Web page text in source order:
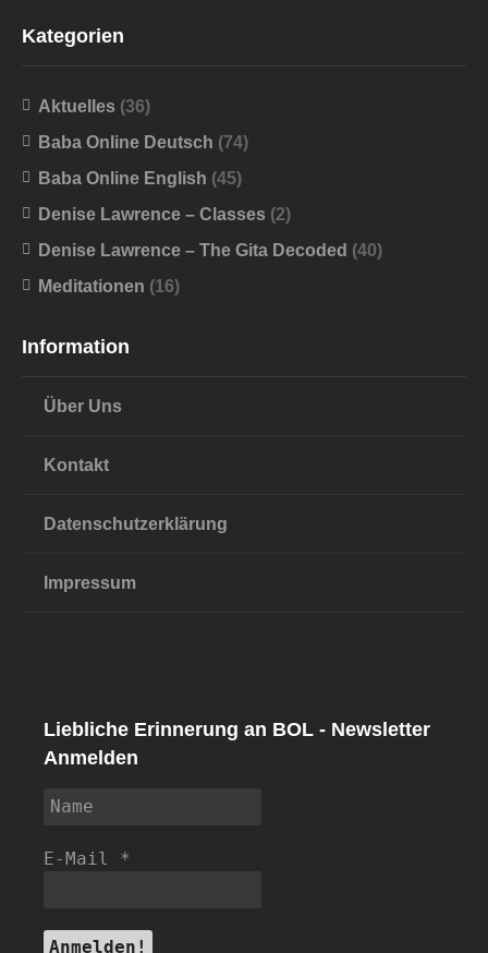
Kategorien
Aktuelles (36)
Baba Online Deutsch (74)
Baba Online English (45)
Denise Lawrence – Classes (2)
Denise Lawrence – The Gita Decoded (40)
Meditationen (16)
Information
Über Uns
Kontakt
Datenschutzerklärung
Impressum
Liebliche Erinnerung an BOL - Newsletter
Anmelden
E-Mail *